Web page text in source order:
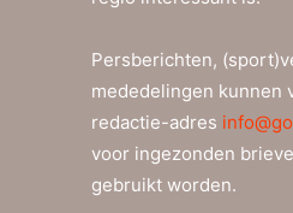
Persberichten,
mededelingen kunnen
redactie-adres
voor ingezonden
gebruikt worden.